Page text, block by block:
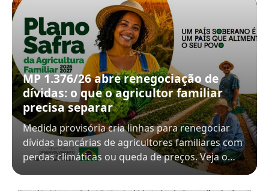
MP 1.376/26 abre renegociação de
dívidas: o que o agricultor familiar
precisa separar
Medida provisória cria linhas para renegociar
dívidas bancárias de agricultores familiares com
perdas climáticas ou queda de preços. Veja o…